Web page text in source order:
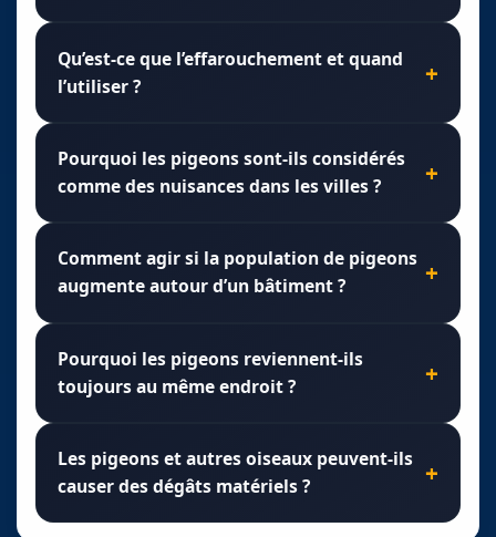
Qu’est-ce que l’effarouchement et quand
l’utiliser ?
Pourquoi les pigeons sont-ils considérés
comme des nuisances dans les villes ?
Comment agir si la population de pigeons
augmente autour d’un bâtiment ?
Pourquoi les pigeons reviennent-ils
toujours au même endroit ?
Les pigeons et autres oiseaux peuvent-ils
causer des dégâts matériels ?